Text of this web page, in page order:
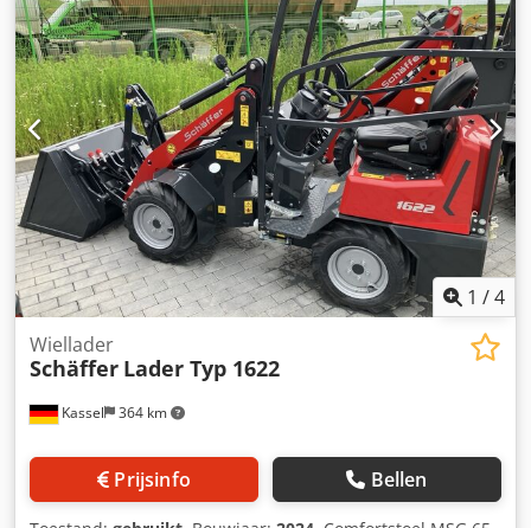
1 /4
Kassel 364 km
Wiellader
Schäffer Lader Typ 1622
Prijsinfo Bellen